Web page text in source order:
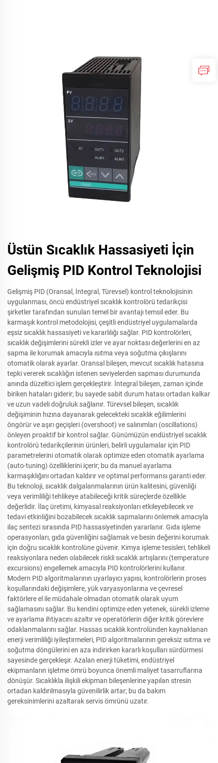
Üstün Sıcaklık Hassasiyeti İçin
Gelişmiş PID Kontrol Teknolojisi
Gelişmiş PID (Oransal, İntegral, Türevsel) kontrol teknolojisinin
uygulanması, öncü endüstriyel sıcaklık kontrolörü tedarikçisi
şirketler tarafından sunulan temel bir avantajı temsil eder. Bu
karmaşık kontrol metodolojisi, çeşitli endüstriyel uygulamalarda
eşsiz sıcaklık hassasiyeti ve kararlılığı sağlar. PID kontrolörleri,
sıcaklık değişimlerini sürekli izler ve ayar noktası değerlerini en az
sapma ile korumak amacıyla ısıtma veya soğutma çıkışlarını
otomatik olarak ayarlar. Oransal bileşen, mevcut sıcaklık hatasına
tepki vererek sıcaklığın istenen seviyelerden sapması durumunda
anında düzeltici işlem gerçekleştirir. İntegral bileşen, zaman içinde
biriken hataları giderir; bu sayede sabit durum hatası ortadan kalkar
ve uzun vadeli doğruluk sağlanır. Türevsel bileşen, sıcaklık
değişiminin hızına dayanarak gelecekteki sıcaklık eğilimlerini
öngörür ve aşırı geçişleri (overshoot) ve salınımları (oscillations)
önleyen proaktif bir kontrol sağlar. Günümüzün endüstriyel sıcaklık
kontrolörü tedarikçilerinin ürünleri, belirli uygulamalar için PID
parametrelerini otomatik olarak optimize eden otomatik ayarlama
(auto-tuning) özelliklerini içerir; bu da manuel ayarlama
karmaşıklığını ortadan kaldırır ve optimal performansı garanti eder.
Bu teknoloji, sıcaklık dalgalanmalarının ürün kalitesini, güvenliği
veya verimliliği tehlikeye atabileceği kritik süreçlerde özellikle
değerlidir. İlaç üretimi, kimyasal reaksiyonları etkileyebilecek ve
tedavi etkinliğini bozabilecek sıcaklık sapmalarını önlemek amacıyla
ilaç sentezi sırasında PID hassasiyetinden yararlanır. Gıda işleme
operasyonları, gıda güvenliğini sağlamak ve besin değerini korumak
için doğru sıcaklık kontrolüne güvenir. Kimya işleme tesisleri, tehlikeli
reaksiyonlara neden olabilecek riskli sıcaklık artışlarını (temperature
excursions) engellemek amacıyla PID kontrolörlerini kullanır.
Modern PID algoritmalarının uyarlayıcı yapısı, kontrolörlerin proses
koşullarındaki değişimlere, yük varyasyonlarına ve çevresel
faktörlere el ile müdahale olmadan otomatik olarak uyum
sağlamasını sağlar. Bu kendini optimize eden yetenek, sürekli izleme
ve ayarlama ihtiyacını azaltır ve operatörlerin diğer kritik görevlere
odaklanmalarını sağlar. Hassas sıcaklık kontrolünden kaynaklanan
enerji verimliliği iyileştirmeleri, PID algoritmalarının gereksiz ısıtma ve
soğutma döngülerini en aza indirirken kararlı koşulları sürdürmesi
sayesinde gerçekleşir. Azalan enerji tüketimi, endüstriyel
ekipmanların işletme ömrü boyunca önemli maliyet tasarruflarına
dönüşür. Sıcaklıkla ilişkili ekipman bileşenlerine yapılan stresin
ortadan kaldırılmasıyla güvenilirlik artar; bu da bakım
gereksinimlerini azaltarak servis ömrünü uzatır.